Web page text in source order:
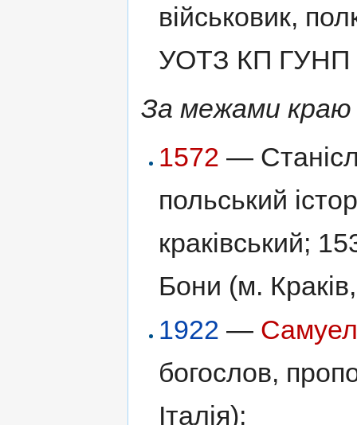
військовик,
УОТЗ КП ГУНП в
За межами краю
1572 —
польський
краківський;
Бони (м.
1922 —
богослов,
Італія);